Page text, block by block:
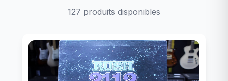
127 produits disponibles